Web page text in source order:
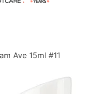
Ave 15ml #11